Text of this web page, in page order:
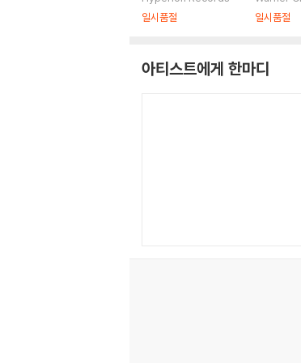
박스세트]
일시품절
o
일시품절
아티스트에게 한마디